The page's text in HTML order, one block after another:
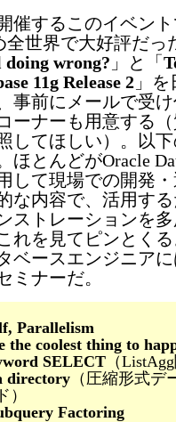
催するこのイベント
全世界で大好評だっ
wrong? 」と「
11g Release 2 」
事前にメールで受
ーナーも用意する
してほしい）。以
ほとんどがOracle
して現場での開発
な内容で、活用す
ストレーションを
れを見てピンとく
ベースエンジニア
ミナーだ。
Parallelism
the coolest thing to
SELECT （
directory （圧縮形式デ
）
Factoring